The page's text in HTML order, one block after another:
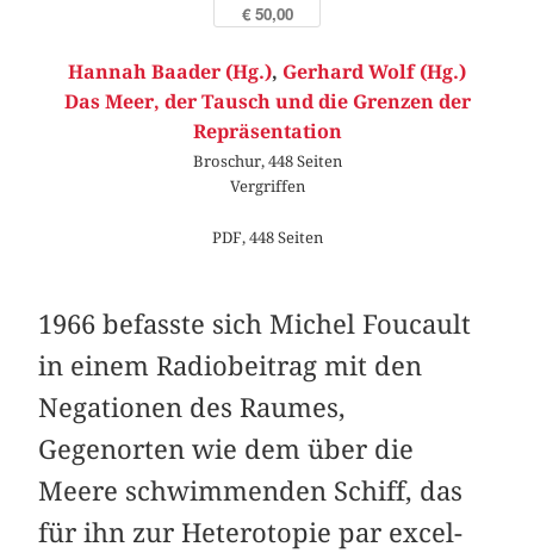
€ 50,00
Hannah Baader (Hg.), Gerhard Wolf (Hg.)
Das Meer, der Tausch und die Grenzen der
Repräsentation
Broschur, 448 Seiten
Vergriffen
PDF, 448 Seiten
1966 befasste sich Michel Foucault
in einem Radiobeitrag mit den
Negationen des Raumes,
Gegenorten wie dem über die
Meere schwimmenden Schiff, das
für ihn zur Heterotopie par excel­